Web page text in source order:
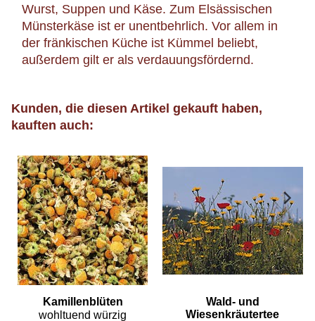
Wurst, Suppen und Käse. Zum Elsässischen
Münsterkäse ist er unentbehrlich. Vor allem in
der fränkischen Küche ist Kümmel beliebt,
außerdem gilt er als verdauungsfördernd.
Kunden, die diesen Artikel gekauft haben,
kauften auch:
€ 11.80
€ 7.45